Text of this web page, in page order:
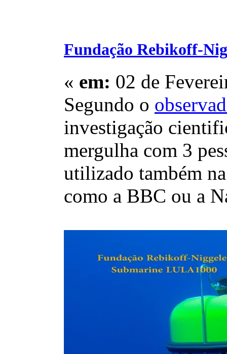
Fundação Rebikoff-
« em: 02 de
Segundo o
investigação
mergulha com 3
utilizado também
como a BBC ou a